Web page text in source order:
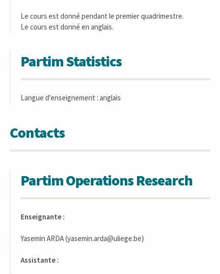
Le cours est donné pendant le premier quadrimestre.
Le cours est donné en anglais.
Partim Statistics
Langue d'enseignement : anglais
Contacts
Partim Operations Research
Enseignante :
Yasemin ARDA (yasemin.arda@uliege.be)
Assistante :